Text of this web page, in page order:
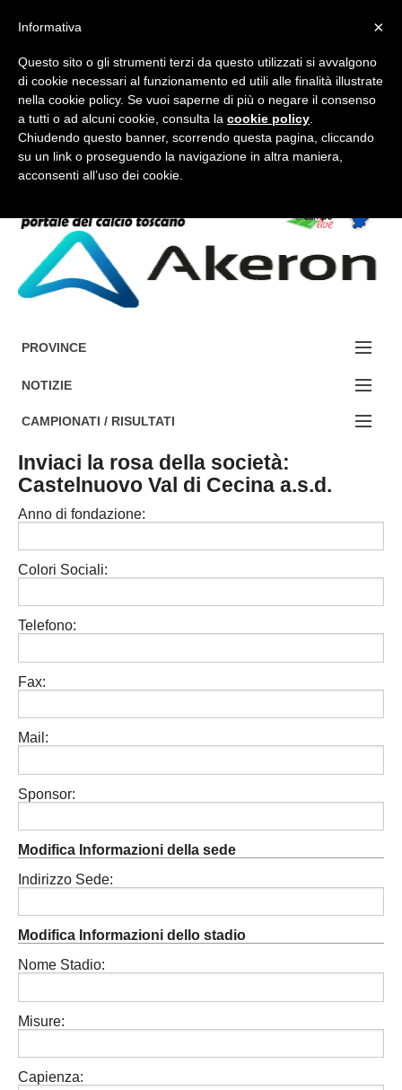
FORUM-ACCEDI
Accedi / Registrati
PROVINCE
EDIZIONE:
AREZZO
FIRENZE
GROSSETO
LIVORNO
LUCCA
PISA
SIENA
NOTIZIE
NOTIZIE:
Societa' professionistiche
Le iniziative di TOSCANA GOL
Beach soccer
Rappresentative regionali e provinciali
Calcio femminile
Amatori AICS Lucca
CAMPIONATI / RISULTATI
Campionati :
Inviaci la rosa della società:
Castelnuovo Val di Cecina a.s.d.
Anno di fondazione:
Colori Sociali:
Telefono:
Fax:
Mail:
Sponsor:
Modifica Informazioni della sede
Indirizzo Sede:
Modifica Informazioni dello stadio
Nome Stadio:
Misure:
Capienza:
×
Informativa
Questo sito o gli strumenti terzi da questo utilizzati si avvalgono
di cookie necessari al funzionamento ed utili alle finalità illustrate
nella cookie policy. Se vuoi saperne di più o negare il consenso
a tutti o ad alcuni cookie, consulta la cookie policy
Chiudendo questo banner, scorrendo questa pagina, cliccando
su un link o proseguendo la navigazione in altra maniera,
acconsenti all’uso dei cookie.